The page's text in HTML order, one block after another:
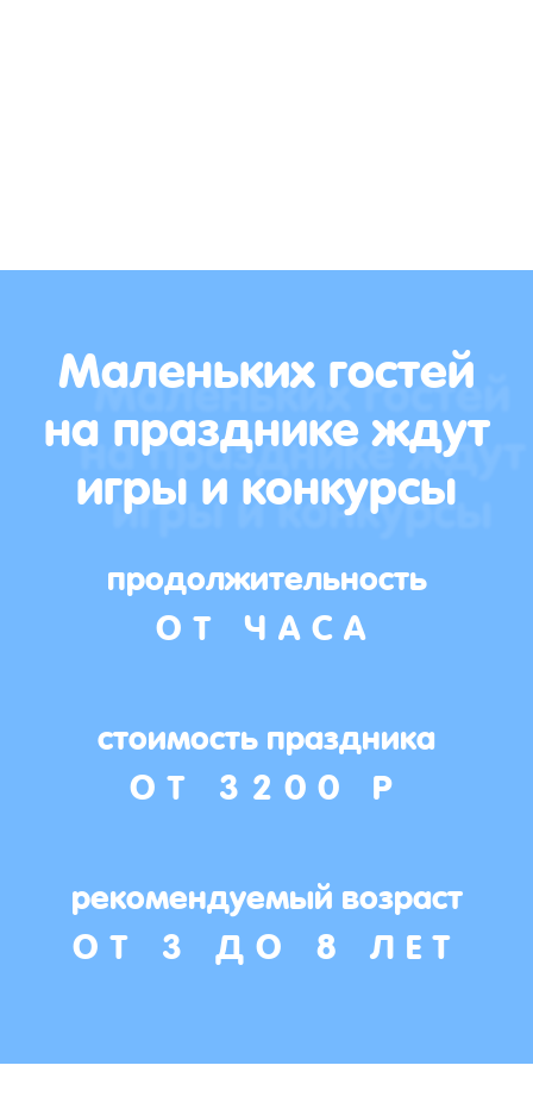
Маленьких гостей
на празднике ждут
игры и конкурсы
продолжительность
ОТ ЧАСА
стоимость праздника
ОТ 3200 Р
рекомендуемый возраст
ОТ 3 ДО 8 ЛЕТ